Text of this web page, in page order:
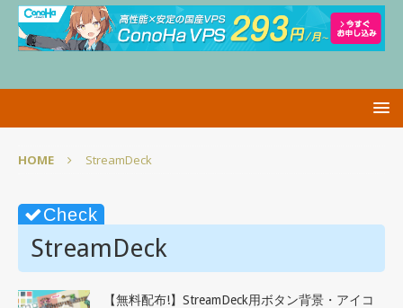
HOME StreamDeck
StreamDeck
【無料配布!】StreamDeck用ボタン背景・アイコ